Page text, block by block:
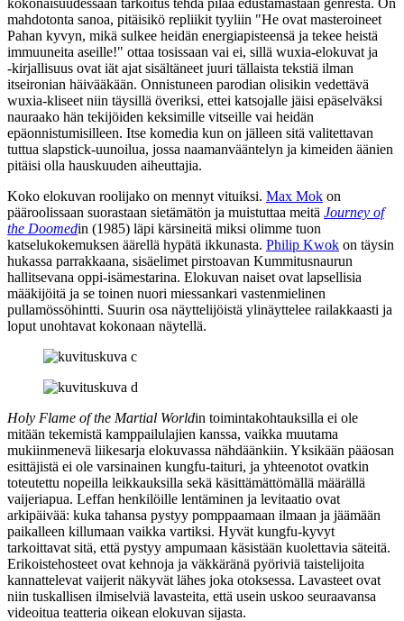
mahdotonta sanoa, pitäisikö repliikit tyyliin "He ovat masteroineet
Pahan kyvyn, mikä sulkee heidän energiapisteensä ja tekee heistä
immuuneita aseille!" ottaa tosissaan vai ei, sillä wuxia-elokuvat ja
‑kirjallisuus ovat iät ajat sisältäneet juuri tällaista tekstiä ilman
itseironian häivääkään. Onnistuneen parodian olisikin vedettävä
wuxia-kliseet niin täysillä överiksi, ettei katsojalle jäisi epäselväksi
nauraako hän tekijöiden keksimille vitseille vai heidän
epäonnistumisilleen. Itse komedia kun on jälleen sitä valitettavan
tuttua slapstick-uunoilua, jossa naamanvääntelyn ja kimeiden äänien
pitäisi olla hauskuuden aiheuttajia.
Koko elokuvan roolijako on mennyt vituiksi. Max Mok on
pääroolissaan suorastaan sietämätön ja muistuttaa meitä Journey of
the Doomedin (1985) läpi kärsineitä miksi olimme tuon
katselukokemuksen äärellä hypätä ikkunasta. Philip Kwok on täysin
hukassa parrakkaana, sisäelimet pirstoavan Kummitusnaurun
hallitsevana oppi-isämestarina. Elokuvan naiset ovat lapsellisia
määkijöitä ja se toinen nuori miessankari vastenmielinen
pullamössöhintti. Suurin osa näyttelijöistä ylinäyttelee railakkaasti ja
loput unohtavat kokonaan näytellä.
Holy Flame of the Martial Worldin toimintakohtauksilla ei ole
mitään tekemistä kamppailulajien kanssa, vaikka muutama
mukiinmenevä liikesarja elokuvassa nähdäänkiin. Yksikään pääosan
esittäjistä ei ole varsinainen kungfu-taituri, ja yhteenotot ovatkin
toteutettu nopeilla leikkauksilla sekä käsittämättömällä määrällä
vaijeriapua. Leffan henkilöille lentäminen ja levitaatio ovat
arkipäivää: kuka tahansa pystyy pomppaamaan ilmaan ja jäämään
paikalleen killumaan vaikka vartiksi. Hyvät kungfu-kyvyt
tarkoittavat sitä, että pystyy ampumaan käsistään kuolettavia säteitä.
Erikoistehosteet ovat kehnoja ja väkkäränä pyöriviä taistelijoita
kannattelevat vaijerit näkyvät lähes joka otoksessa. Lavasteet ovat
niin tuskallisen ilmiselviä lavasteita, että usein uskoo seuraavansa
videoitua teatteria oikean elokuvan sijasta.